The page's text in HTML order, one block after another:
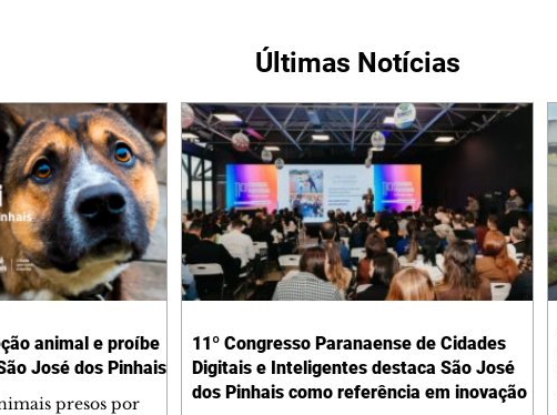
Últimas Notícias
animal e proíbe
José dos Pinhais
presos por
11º Congresso Paranaense de Cidades
Digitais e Inteligentes destaca São José
dos Pinhais como referência em inovação